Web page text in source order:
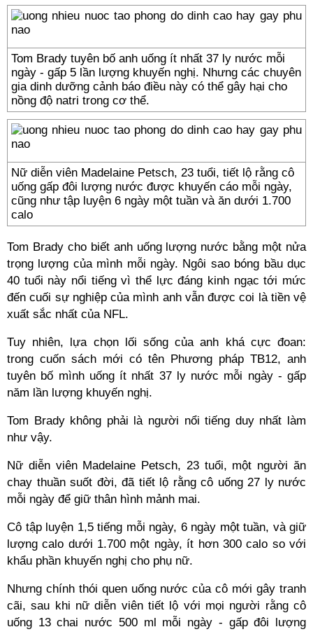
Tom Brady tuyên bố anh uống ít nhất 37 ly nước mỗi
ngày - gấp 5 lần lượng khuyến nghị. Nhưng các chuyên
gia dinh dưỡng cảnh báo điều này có thể gây hại cho
nồng độ natri trong cơ thể.
Nữ diễn viên Madelaine Petsch, 23 tuổi, tiết lộ rằng cô
uống gấp đôi lượng nước được khuyến cáo mỗi ngày,
cũng như tập luyện 6 ngày một tuần và ăn dưới 1.700
calo
Tom Brady cho biết anh uống lượng nước bằng một nửa
trọng lượng của mình mỗi ngày. Ngôi sao bóng bầu dục
40 tuổi này nổi tiếng vì thể lực đáng kinh ngạc tới mức
đến cuối sự nghiệp của mình anh vẫn được coi là tiền vệ
xuất sắc nhất của NFL.
Tuy nhiên, lựa chọn lối sống của anh khá cực đoan:
trong cuốn sách mới có tên Phương pháp TB12, anh
tuyên bố mình uống ít nhất 37 ly nước mỗi ngày - gấp
năm lần lượng khuyến nghị.
Tom Brady không phải là người nổi tiếng duy nhất làm
như vậy.
Nữ diễn viên Madelaine Petsch, 23 tuổi, một người ăn
chay thuần suốt đời, đã tiết lộ rằng cô uống 27 ly nước
mỗi ngày để giữ thân hình mảnh mai.
Cô tập luyện 1,5 tiếng mỗi ngày, 6 ngày một tuần, và giữ
lượng calo dưới 1.700 một ngày, ít hơn 300 calo so với
khẩu phần khuyến nghị cho phụ nữ.
Nhưng chính thói quen uống nước của cô mới gây tranh
cãi, sau khi nữ diễn viên tiết lộ với mọi người rằng cô
uống 13 chai nước 500 ml mỗi ngày - gấp đôi lượng